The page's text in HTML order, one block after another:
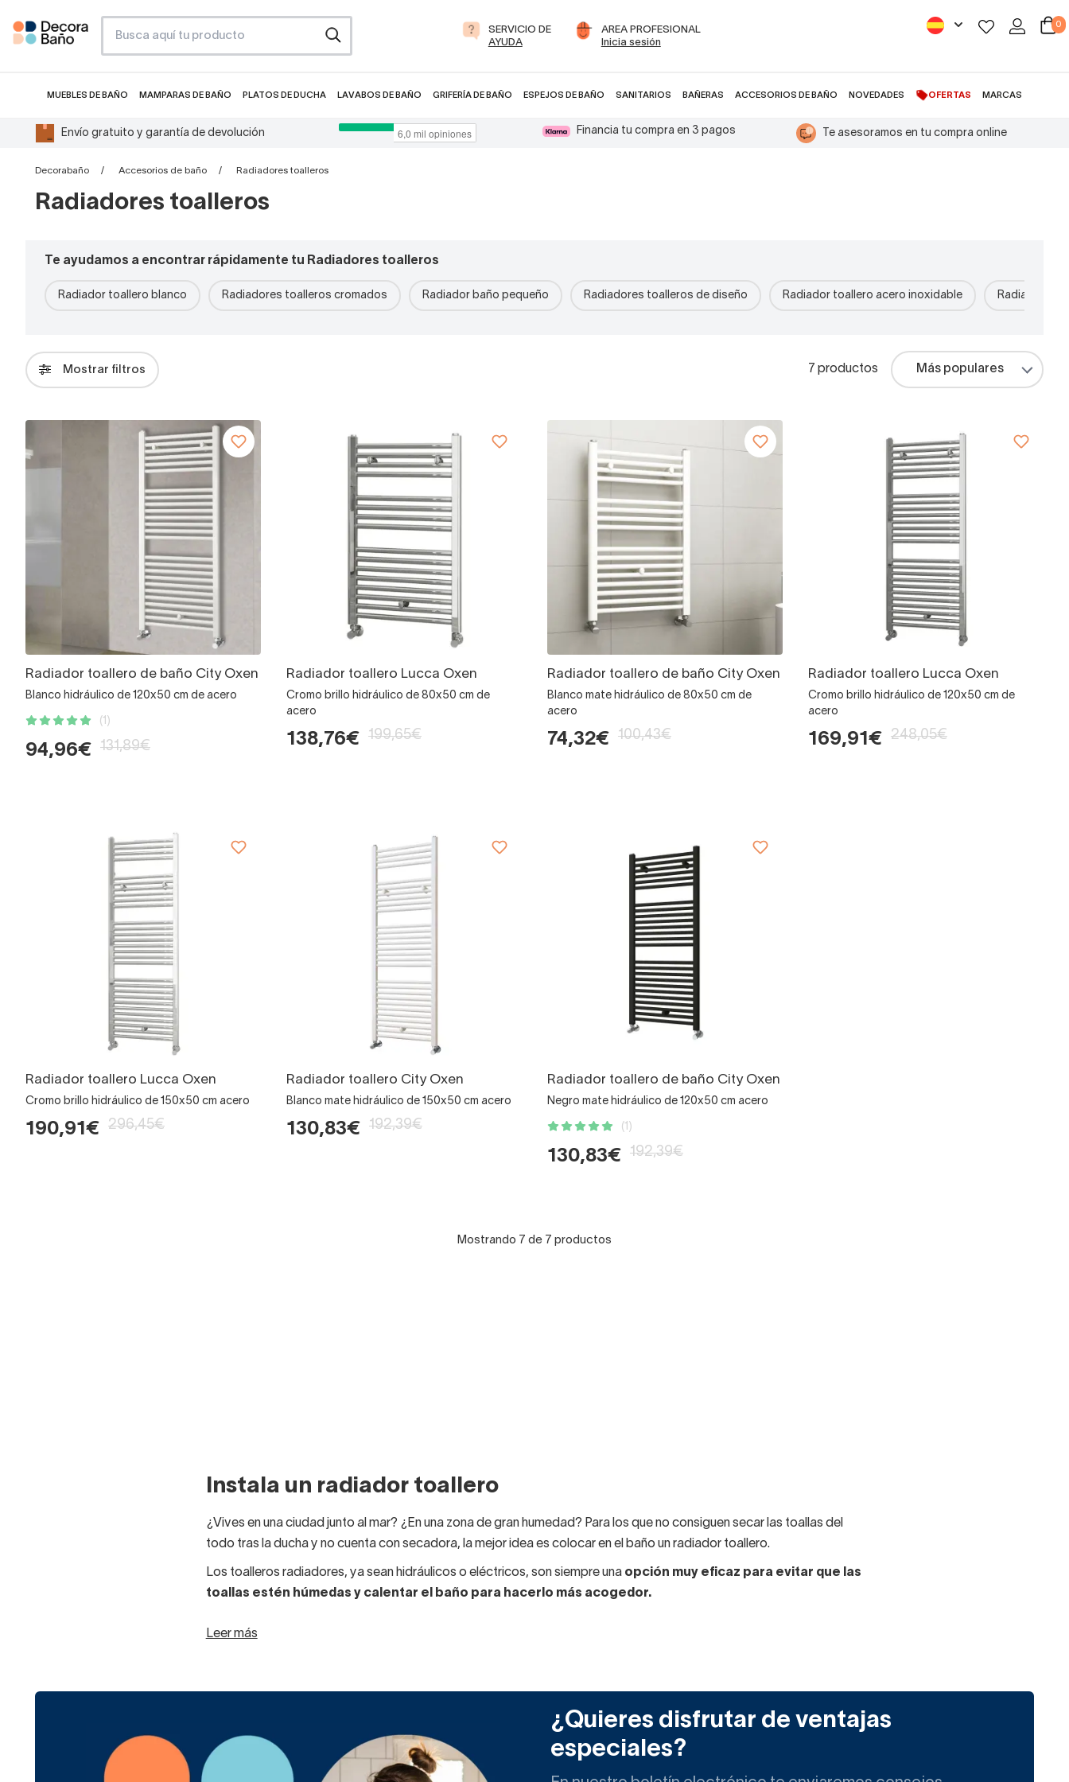
SERVICIO DE
AYUDA
AREA PROFESIONAL
Inicia sesión
0
MUEBLES DE BAÑO MAMPARAS DE BAÑO PLATOS DE DUCHA LAVABOS DE BAÑO GRIFERÍA DE BAÑO ESPEJOS DE BAÑO SANITARIOS BAÑERAS ACCESORIOS DE BAÑO NOVEDADES OFERTAS MARCAS
Envío gratuito y garantía de devolución Financia tu compra en 3 pagos Te asesoramos en tu compra online
Decorabaño Accesorios de baño Radiadores toalleros
Radiadores toalleros
Te ayudamos a encontrar rápidamente tu Radiadores toalleros
Radiador toallero blanco Radiadores toalleros cromados Radiador baño pequeño Radiadores toalleros de diseño Radiador toallero acero inoxidable Radiador
Mostrar filtros 7 productos
Radiador toallero de baño City Oxen
Blanco hidráulico de 120x50 cm de acero
(1)
94,96€ 131,89€
Radiador toallero Lucca Oxen
Cromo brillo hidráulico de 80x50 cm de
acero
138,76€ 199,65€
Radiador toallero de baño City Oxen
Blanco mate hidráulico de 80x50 cm de
acero
74,32€ 100,43€
Radiador toallero Lucca Oxen
Cromo brillo hidráulico de 120x50 cm de
acero
169,91€ 248,05€
Radiador toallero Lucca Oxen
Cromo brillo hidráulico de 150x50 cm acero
190,91€ 296,45€
Radiador toallero City Oxen
Blanco mate hidráulico de 150x50 cm acero
130,83€ 192,39€
Radiador toallero de baño City Oxen
Negro mate hidráulico de 120x50 cm acero
(1)
130,83€ 192,39€
Mostrando 7 de 7 productos
Instala un radiador toallero
¿Vives en una ciudad junto al mar? ¿En una zona de gran humedad? Para los que no consiguen secar las toallas del
todo tras la ducha y no cuenta con secadora, la mejor idea es colocar en el baño un radiador toallero.
Los toalleros radiadores, ya sean hidráulicos o eléctricos, son siempre una opción muy eficaz para evitar que las
toallas estén húmedas y calentar el baño para hacerlo más acogedor.
rentables que un calefactor.
pequeños, de barras horizontales o tipo “placa”.
(por cuyo interior discurre agua caliente) que más vendemos
son los de la marca Oxen. Todos se instalan en la pared, son cromados, grises o blancos y algunos incluso cuentan
con doble funcionalidad.
Leer más
¿Quieres disfrutar de ventajas
especiales?